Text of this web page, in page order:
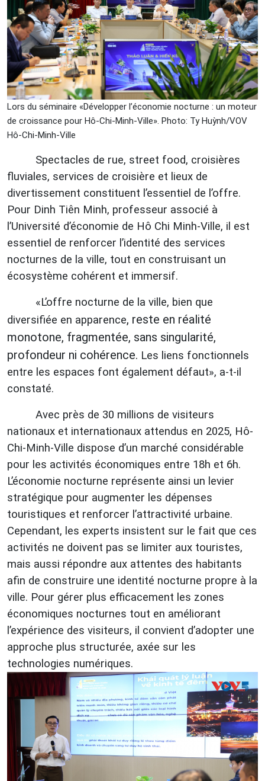
Lors du séminaire «Développer l’économie nocturne : un moteur
de croissance pour Hô-Chi-Minh-Ville». Photo: Ty Huỳnh/VOV
Hô-Chi-Minh-Ville
Spectacles de rue, street food, croisières
fluviales, services de croisière et lieux de
divertissement constituent l’essentiel de l’offre.
Pour Dinh Tiên Minh, professeur associé à
l’Université d’économie de Hô Chi Minh-Ville, il est
essentiel de renforcer l’identité des services
nocturnes de la ville, tout en construisant un
écosystème cohérent et immersif.
«L’offre nocturne de la ville, bien que
diversifiée en apparence, reste en réalité
monotone, fragmentée, sans singularité,
profondeur ni cohérence. Les liens fonctionnels
entre les espaces font également défaut», a-t-il
constaté.
Avec près de 30 millions de visiteurs
nationaux et internationaux attendus en 2025, Hô-
Chi-Minh-Ville dispose d’un marché considérable
pour les activités économiques entre 18h et 6h.
L’économie nocturne représente ainsi un levier
stratégique pour augmenter les dépenses
touristiques et renforcer l’attractivité urbaine.
Cependant, les experts insistent sur le fait que ces
activités ne doivent pas se limiter aux touristes,
mais aussi répondre aux attentes des habitants
afin de construire une identité nocturne propre à la
ville. Pour gérer plus efficacement les zones
économiques nocturnes tout en améliorant
l’expérience des visiteurs, il convient d’adopter une
approche plus structurée, axée sur les
technologies numériques.